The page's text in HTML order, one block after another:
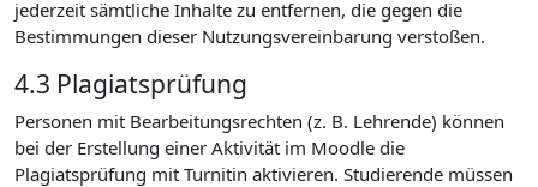
jederzeit sämtliche Inhalte zu entfernen, die gegen die
Bestimmungen dieser Nutzungsvereinbarung verstoßen.
4.3 Plagiatsprüfung
Personen mit Bearbeitungsrechten (z. B. Lehrende) können
bei der Erstellung einer Aktivität im Moodle die
Plagiatsprüfung mit Turnitin aktivieren. Studierende müssen